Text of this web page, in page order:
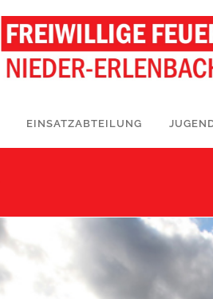
EINSATZABTEILUNG